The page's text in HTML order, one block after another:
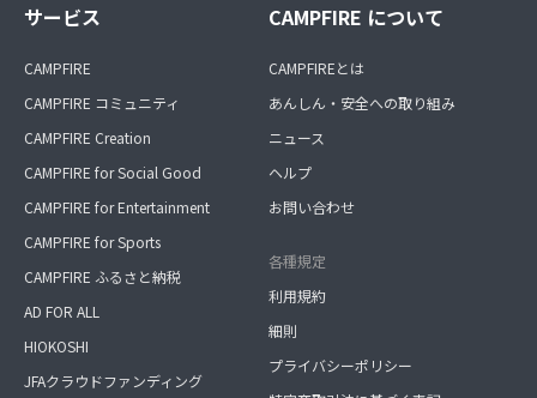
サービス
CAMPFIRE
CAMPFIRE コミュニティ
CAMPFIRE Creation
CAMPFIRE for Social Good
CAMPFIRE for Entertainment
CAMPFIRE for Sports
CAMPFIRE ふるさと納税
AD FOR ALL
HIOKOSHI
JFAクラウドファンディング
CAMPFIRE について
CAMPFIREとは
あんしん・安全への取り組み
ニュース
ヘルプ
お問い合わせ
各種規定
利用規約
細則
プライバシーポリシー